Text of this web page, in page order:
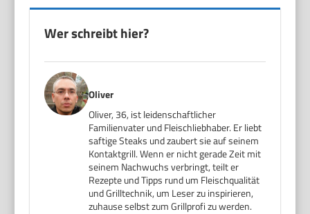
Wer schreibt hier?
Oliver
Oliver, 36, ist leidenschaftlicher
Familienvater und Fleischliebhaber. Er liebt
saftige Steaks und zaubert sie auf seinem
Kontaktgrill. Wenn er nicht gerade Zeit mit
seinem Nachwuchs verbringt, teilt er
Rezepte und Tipps rund um Fleischqualität
und Grilltechnik, um Leser zu inspirieren,
zuhause selbst zum Grillprofi zu werden.